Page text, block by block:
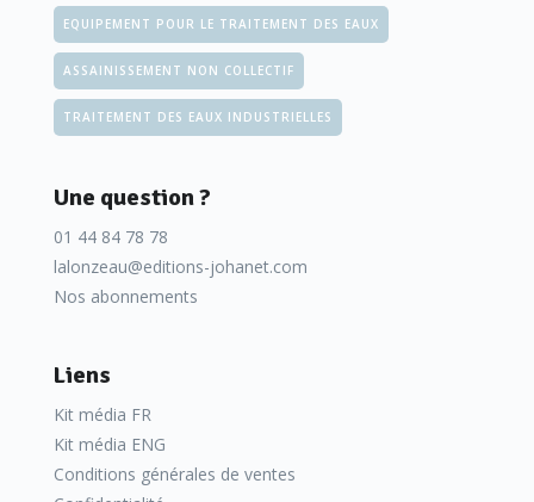
EQUIPEMENT POUR LE TRAITEMENT DES EAUX
ASSAINISSEMENT NON COLLECTIF
TRAITEMENT DES EAUX INDUSTRIELLES
Une question ?
01 44 84 78 78
lalonzeau@editions-johanet.com
Nos abonnements
Liens
Kit média FR
Kit média ENG
Conditions générales de ventes